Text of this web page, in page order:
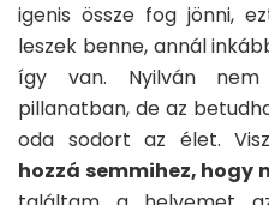
igenis össze fog jönni,
leszek benne, annál
így van. Nyilván
pillanatban, de az
oda sodort az élet.
hozzá semmihez, hogy